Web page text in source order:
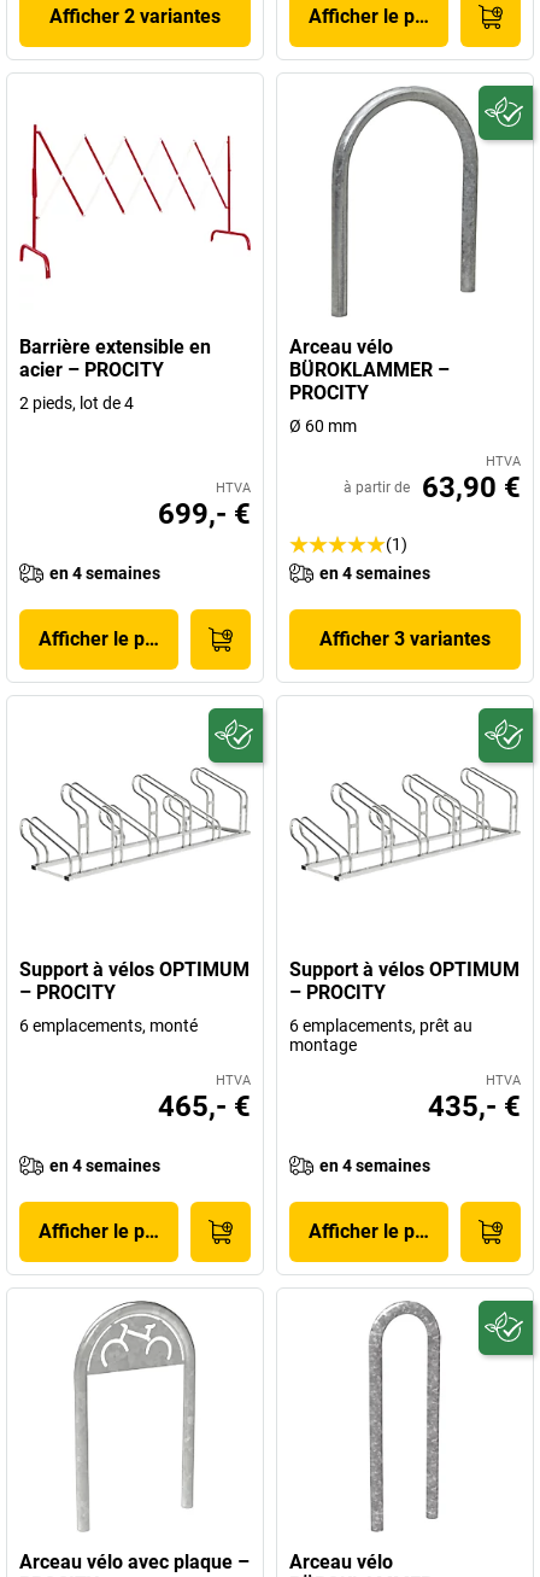
Afficher 2 variantes Afficher le produit
Barrière extensible en
acier – PROCITY
2 pieds, lot de 4
HTVA
699,- €
en 4 semaines
Afficher le produit
Arceau vélo
BÜROKLAMMER –
PROCITY
Ø 60 mm
HTVA
à partir de 63,90 €
(1)
en 4 semaines
Afficher 3 variantes
Support à vélos OPTIMUM
– PROCITY
6 emplacements, monté
HTVA
465,- €
en 4 semaines
Afficher le produit
Support à vélos OPTIMUM
– PROCITY
6 emplacements, prêt au
montage
HTVA
435,- €
en 4 semaines
Afficher le produit
Arceau vélo avec plaque –
Arceau vélo